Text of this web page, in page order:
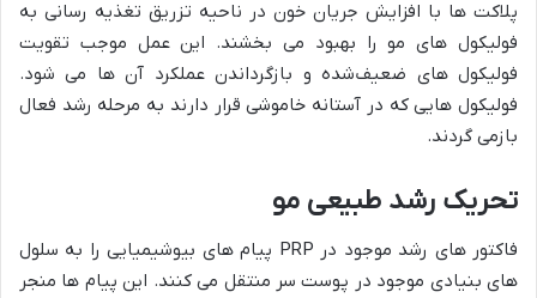
پلاکت‌ ها با افزایش جریان خون در ناحیه تزریق تغذیه‌ رسانی به
فولیکول‌ های مو را بهبود می‌ بخشند. این عمل موجب تقویت
فولیکول‌ های ضعیف‌شده و بازگرداندن عملکرد آن‌ ها می‌ شود.
فولیکول‌ هایی که در آستانه خاموشی قرار دارند به مرحله رشد فعال
بازمی‌ گردند.
تحریک رشد طبیعی مو
فاکتور های رشد موجود در PRP پیام‌ های بیوشیمیایی را به سلول‌
های بنیادی موجود در پوست سر منتقل می‌ کنند. این پیام‌ ها منجر